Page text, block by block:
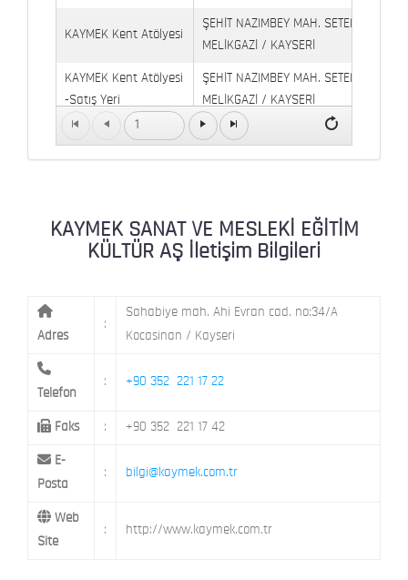
KAYMEK Kent Atölyesi
ŞEHİT NAZIMBEY MAH. SETENÖNÜ
MELİKGAZİ / KAYSERİ
KAYMEK Kent Atölyesi
-Satış Yeri
ŞEHİT NAZIMBEY MAH. SETENÖNÜ
MELİKGAZİ / KAYSERİ
Kaymek Köşk Sosyal
Köşk Mahallesi, Orgeneral Eşref Bitlis
KAYMEK SÜMER MEVLANA MAH. 8. CAD. NO: 28
1
KAYMEK SANAT VE MESLEKİ EĞİTİM
KÜLTÜR AŞ İletişim Bilgileri
Adres
:
Sahabiye mah. Ahi Evran cad. no:34/A
Kocasinan / Kayseri
Telefon
: +90 352 221 17 22
Faks : +90 352 221 17 42
E-
Posta
: bilgi@kaymek.com.tr
Web
Site
: http://www.kaymek.com.tr